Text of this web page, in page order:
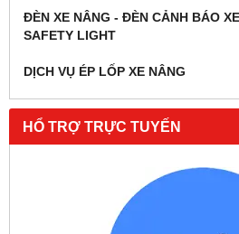
ĐÈN XE NÂNG - ĐÈN CẢNH BÁO
SAFETY LIGHT
DỊCH VỤ ÉP LỐP XE NÂNG
HỔ TRỢ TRỰC TUYẾN